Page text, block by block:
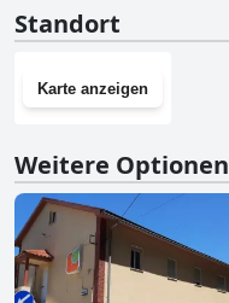
Standort
Karte anzeigen
Weitere Optionen